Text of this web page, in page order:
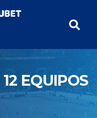
12 EQUIPOS